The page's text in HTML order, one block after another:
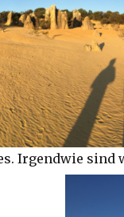
Irgendwie